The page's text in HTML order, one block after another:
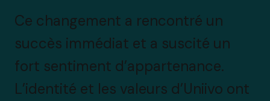
Ce changement a rencontré un
succès immédiat et a suscité un
fort sentiment d’appartenance.
L’identité et les valeurs d’Uniivo ont